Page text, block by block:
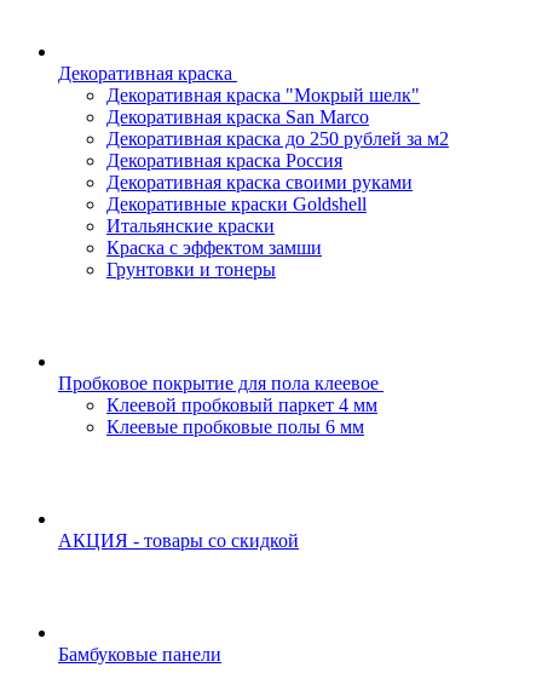
Декоративная краска
Декоративная краска "Мокрый шелк"
Декоративная краска San Marco
Декоративная краска до 250 рублей за м2
Декоративная краска Россия
Декоративная краска своими руками
Декоративные краски Goldshell
Итальянские краски
Краска с эффектом замши
Грунтовки и тонеры
Пробковое покрытие для пола клеевое
Клеевой пробковый паркет 4 мм
Клеевые пробковые полы 6 мм
АКЦИЯ - товары со скидкой
Бамбуковые панели